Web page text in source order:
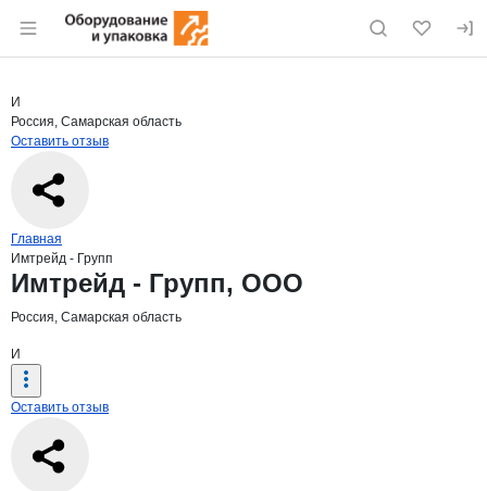
Раздел навигации по сайту eqinfo.ru
Страница компании
Страница компании
Краткая информация о компании
И
Россия, Самарская область
Оставить отзыв
Навигация по сайту
Главная
Имтрейд - Групп
Основная информация о компании
Имтрейд - Групп, ООО
Россия, Самарская область
И
Оставить отзыв